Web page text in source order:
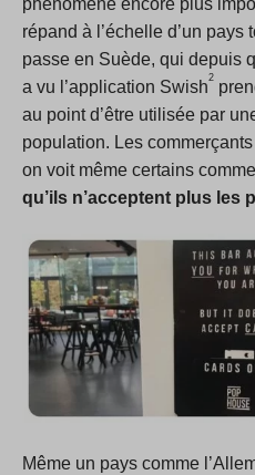
répand à l’échelle d’un pays
passe en Suède, qui depuis
a vu l’application Swish2
au point d’être utilisée par
population. Les
on voit même certains
qu’ils n’acceptent plus les
Même un pays comme